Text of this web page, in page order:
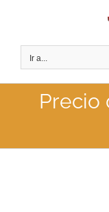
contenido
Ir a...
Precio